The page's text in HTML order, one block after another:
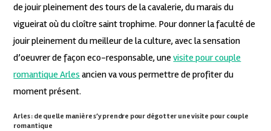
de jouir pleinement des tours de la cavalerie, du marais du
vigueirat où du cloître saint trophime. Pour donner la faculté de
jouir pleinement du meilleur de la culture, avec la sensation
d’oeuvrer de façon eco-responsable, unevisite pour couple
romantique Arles ancien va vous permettre de profiter du
moment présent.
Arles : de quelle manière s’y prendre pour dégotter une visite pour couple
romantique